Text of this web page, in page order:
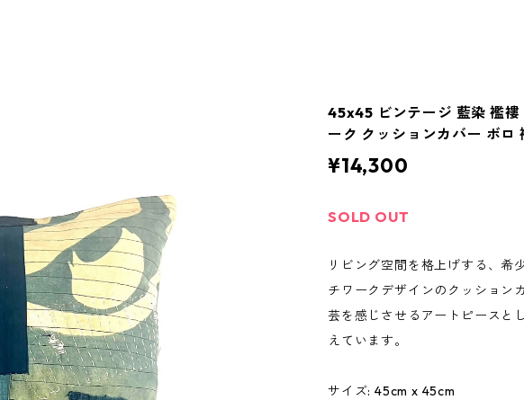
45x45 ビンテージ 藍染 襤褸
ーク クッションカバー ボロ
¥14,300
SOLD OUT
リビング空間を格上げする、希
チワークデザインのクッション
芸を感じさせるアートピースと
えています。
サイズ: 45cm x 45cm